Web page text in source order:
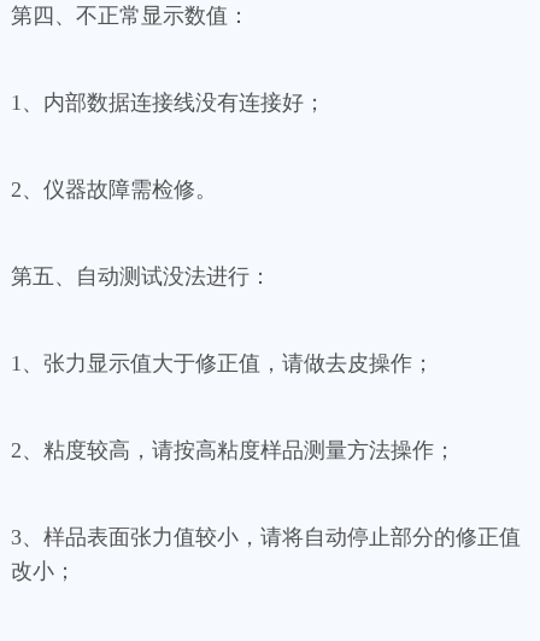
第四、不正常显示数值：
1、内部数据连接线没有连接好；
2、仪器故障需检修。
第五、自动测试没法进行：
1、张力显示值大于修正值，请做去皮操作；
2、粘度较高，请按高粘度样品测量方法操作；
3、样品表面张力值较小，请将自动停止部分的修正值
改小；